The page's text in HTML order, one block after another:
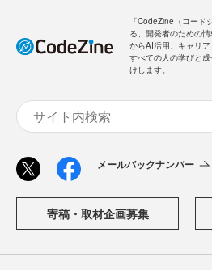
「CodeZine（コード
る、開発者のための
からAI活用、キャリ
すべての人の学びと
けします。
メールバックナンバー
寄稿・取材企画募集